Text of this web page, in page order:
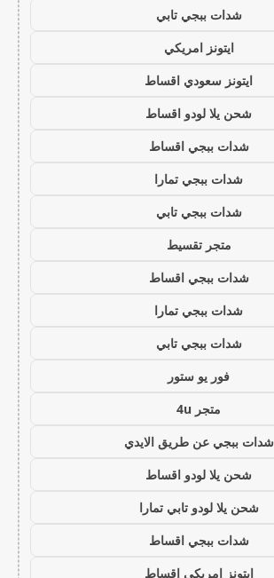
شدات ببجي تابي
ايتونز امريكي
ايتونز سعودي اقساط
شحن يلا لودو اقساط
شدات ببجي اقساط
شدات ببجي تمارا
شدات ببجي تابي
متجر تقسيط
شدات ببجي اقساط
شدات ببجي تمارا
شدات ببجي تابي
فور يو ستور
متجر 4u
شدات ببجي عن طريق الايدي
شحن يلا لودو اقساط
شحن يلا لودو تابي تمارا
شدات ببجي اقساط
ايتونز امريكي اقساط